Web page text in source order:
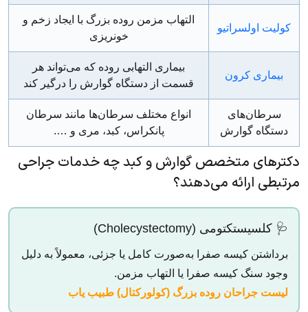
کولیت اولسراتیو
التهاب مزمن روده بزرگ با ایجاد زخم و
خونریزی
بیماری کرون
بیماری التهابی روده که می‌تواند هر
قسمت از دستگاه گوارش را درگیر کند
سرطان‌های
دستگاه گوارش
انواع مختلف سرطان‌ها مانند سرطان
پانکراس، کبد، مری و ….
دکترهای متخصص گوارش و کبد چه خدمات جراحی
مرتبطی ارائه می‌دهند؟
🩺 کلسیستکتومی (Cholecystectomy)
برداشتن کیسه صفرا به‌صورت کامل یا جزئی، معمولاً به دلیل
وجود سنگ کیسه صفرا یا التهاب مزمن.
لیست جراحان روده بزرگ (کولورکتال) طبیب یاب